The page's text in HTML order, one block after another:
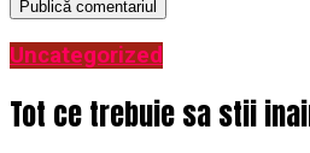
Uncategorized
Tot ce trebuie sa stii